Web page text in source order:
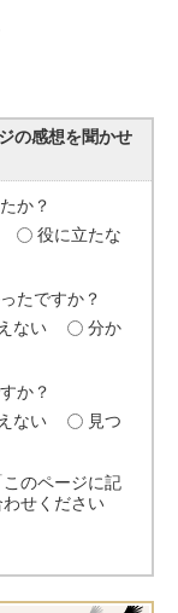
の感想を聞かせ
か？
役に立たな
たですか？
ない
分か
か？
ない
見つ
のページに記
せください